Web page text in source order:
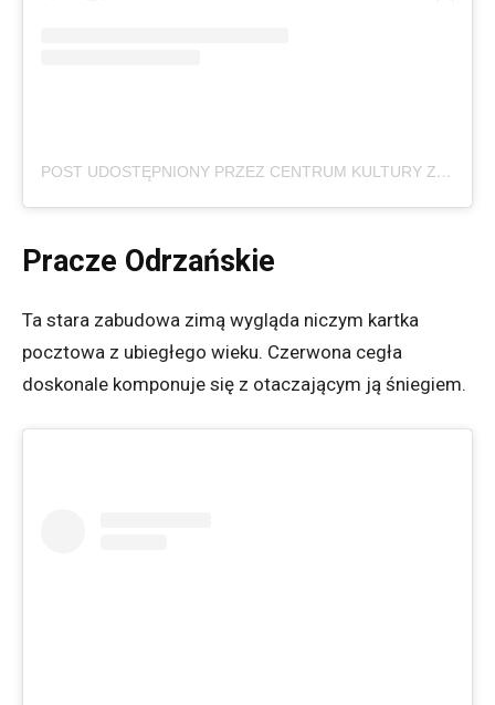
POST UDOSTĘPNIONY PRZEZ CENTRUM KULTURY ZAMEK (@CKZAMEKWRO)
Pracze Odrzańskie
Ta stara zabudowa zimą wygląda niczym kartka
pocztowa z ubiegłego wieku. Czerwona cegła
doskonale komponuje się z otaczającym ją śniegiem.